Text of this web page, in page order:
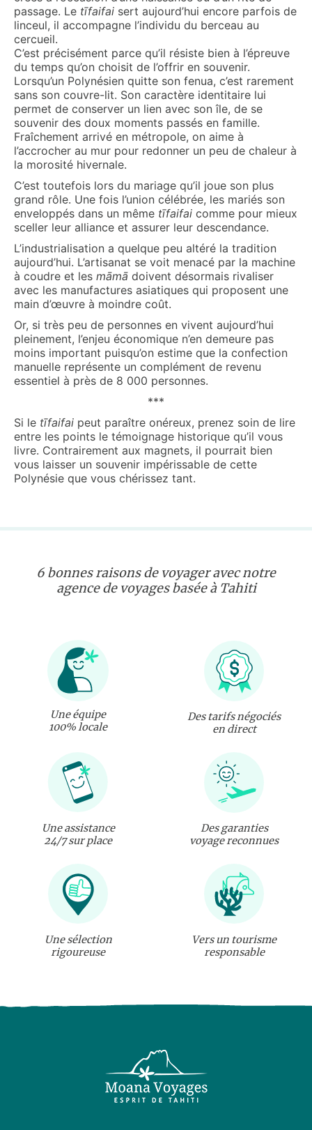
passage. Le tīfaifai sert aujourd’hui encore parfois de
linceul, il accompagne l’individu du berceau au
cercueil.
C’est précisément parce qu’il résiste bien à l’épreuve
du temps qu’on choisit de l’offrir en souvenir.
Lorsqu’un Polynésien quitte son fenua, c’est rarement
sans son couvre-lit. Son caractère identitaire lui
permet de conserver un lien avec son île, de se
souvenir des doux moments passés en famille.
Fraîchement arrivé en métropole, on aime à
l’accrocher au mur pour redonner un peu de chaleur à
la morosité hivernale.
C’est toutefois lors du mariage qu’il joue son plus
grand rôle. Une fois l’union célébrée, les mariés son
enveloppés dans un même tīfaifai comme pour mieux
sceller leur alliance et assurer leur descendance.
L’industrialisation a quelque peu altéré la tradition
aujourd’hui. L’artisanat se voit menacé par la machine
à coudre et les māmā doivent désormais rivaliser
avec les manufactures asiatiques qui proposent une
main d’œuvre à moindre coût.
Or, si très peu de personnes en vivent aujourd’hui
pleinement, l’enjeu économique n’en demeure pas
moins important puisqu’on estime que la confection
manuelle représente un complément de revenu
essentiel à près de 8 000 personnes.
***
Si le tīfaifai peut paraître onéreux, prenez soin de lire
entre les points le témoignage historique qu’il vous
livre. Contrairement aux magnets, il pourrait bien
vous laisser un souvenir impérissable de cette
Polynésie que vous chérissez tant.
6 bonnes raisons de voyager avec notre
agence de voyages basée à Tahiti
Une équipe
100% locale
Des tarifs négociés
en direct
Une assistance
24/7 sur place
Des garanties
voyage reconnues
Une sélection
rigoureuse
Vers un tourisme
responsable